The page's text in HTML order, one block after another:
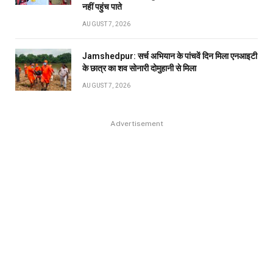
नहीं पहुंच पाते
AUGUST 7, 2026
Jamshedpur: सर्च अभियान के पांचवें दिन मिला एनआइटी
के छात्र का शव सोनारी दोमुहानी से मिला
AUGUST 7, 2026
Advertisement